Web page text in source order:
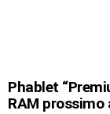
Phablet
RAM prossimo